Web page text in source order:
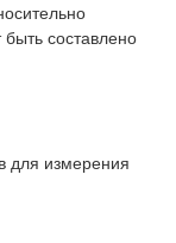
составлено
для измерения